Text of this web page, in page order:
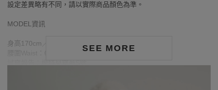
SEE MORE
設定差異略有不同，請以實際商品顏色為準。
MODEL資訊
身高170cm／胸圍Bust：81cm
腰圍Waist：60cm／臀圍hips：91cm